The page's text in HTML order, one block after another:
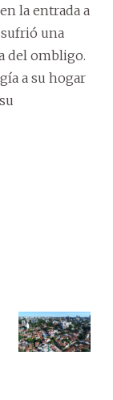
la entrada a
sufrió una
del ombligo.
a su hogar